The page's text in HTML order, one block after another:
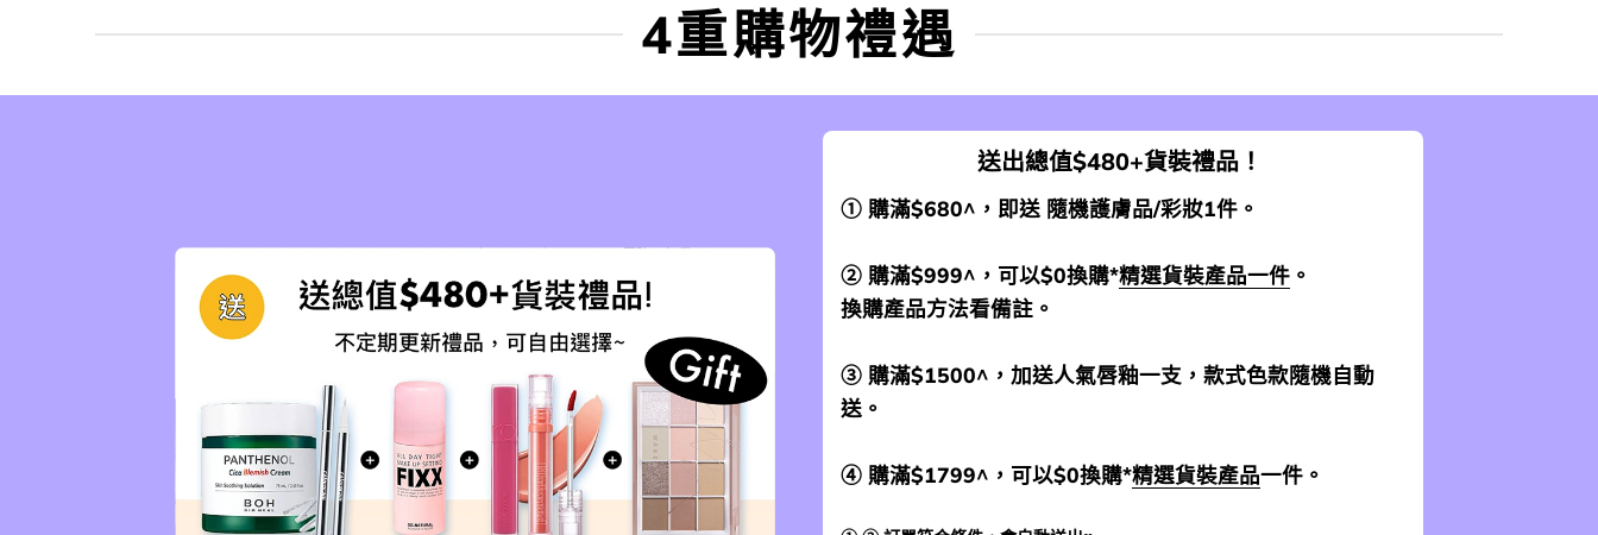
4重購物禮遇
送出總值$480+貨裝禮品！
① 購滿$680^，即送 隨機護膚品/彩妝1件。
② 購滿$999^，可以$0換購*精選貨裝產品一件 。
換購產品方法看備註。
③ 購滿$1500^，加送人氣唇釉一支，款式色款隨機自動
送。
④ 購滿$1799^，可以$0換購*精選貨裝產品一件。